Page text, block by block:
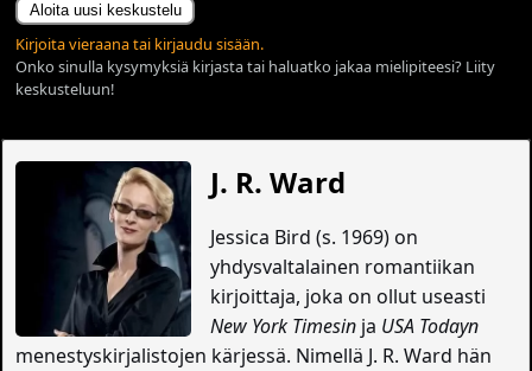
Aloita uusi keskustelu
Kirjoita vieraana tai kirjaudu sisään.
Onko sinulla kysymyksiä kirjasta tai haluatko jakaa mielipiteesi? Liity
keskusteluun!
J. R. Ward
Jessica Bird (s. 1969) on
yhdysvaltalainen romantiikan
kirjoittaja, joka on ollut useasti
New York Timesinja USA Todayn
menestyskirjalistojen kärjessä. Nimellä J. R. Ward hän